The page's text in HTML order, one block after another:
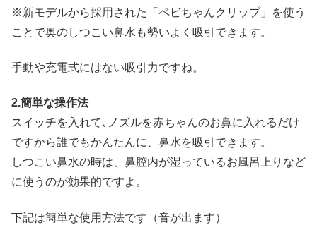
※新モデルから採用された「ペビちゃんクリップ」を使う
ことで奥のしつこい鼻水も勢いよく吸引できます。
手動や充電式にはない吸引力ですね。
2.簡単な操作法
スイッチを入れて､ノズルを赤ちゃんのお鼻に入れるだけ
ですから誰でもかんたんに、鼻水を吸引できます。
しつこい鼻水の時は、鼻腔内が湿っているお風呂上りなど
に使うのが効果的ですよ。
下記は簡単な使用方法です（音が出ます）